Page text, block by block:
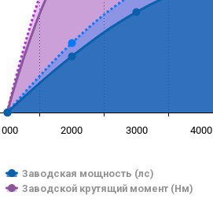
Заводская мощность (лс)
Заводской крутящий момент (Нм)
2000 3000 4000